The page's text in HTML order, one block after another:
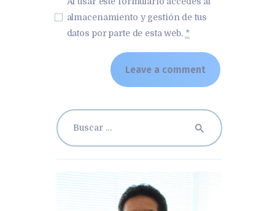
almacenamiento y gestión de tus
datos por parte de esta web. *
Buscar: